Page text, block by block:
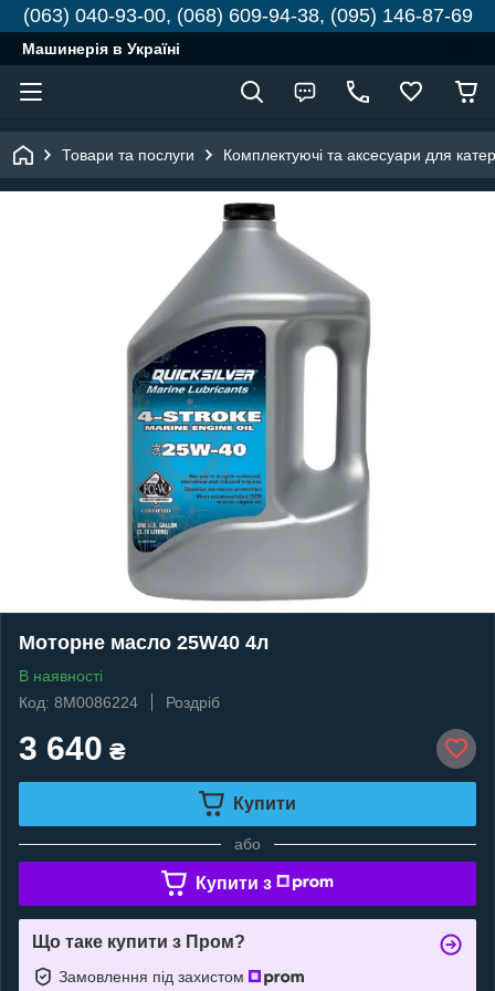
(063) 040-93-00, (068) 609-94-38, (095) 146-87-69
Машинерія в Україні
Товари та послуги Комплектуючі та аксесуари для
Моторне масло 25W40 4л
В наявності
Код: 8M0086224
Роздріб
3 640 ₴
Купити
або
Купити з
Що таке купити з Пром?
Замовлення під захистом